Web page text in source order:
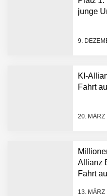
junge
9.
KI-
Fahrt
20. MÄRZ
Allianz
Fahrt au
13. MÄRZ